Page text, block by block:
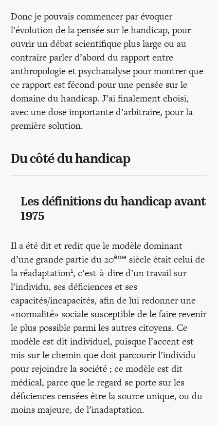
Donc je pouvais commencer par évoquer
l’évolution de la pensée sur le handicap, pour
ouvrir un débat scientifique plus large ou au
contraire parler d’abord du rapport entre
anthropologie et psychanalyse pour montrer que
ce rapport est fécond pour une pensée sur le
domaine du handicap. J’ai finalement choisi,
avec une dose importante d’arbitraire, pour la
première solution.
Du côté du handicap
Les définitions du handicap avant
1975
Il a été dit et redit que le modèle dominant
d’une grande partie du 20ème siècle était celui de
la réadaptation1, c’est-à-dire d’un travail sur
l’individu, ses déficiences et ses
capacités/incapacités, afin de lui redonner une
«normalité» sociale susceptible de le faire revenir
le plus possible parmi les autres citoyens. Ce
modèle est dit individuel, puisque l’accent est
mis sur le chemin que doit parcourir l’individu
pour rejoindre la société ; ce modèle est dit
médical, parce que le regard se porte sur les
déficiences censées être la source unique, ou du
moins majeure, de l’inadaptation.